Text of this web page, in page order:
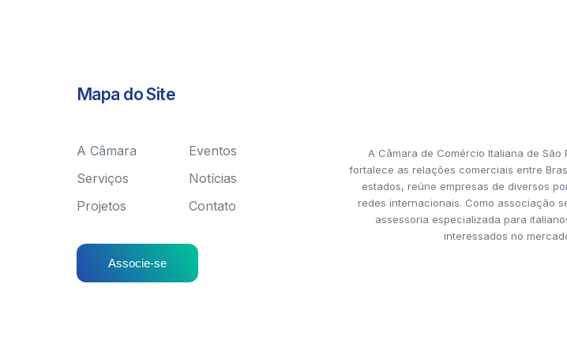
Mapa do Site
A Câmara
Serviços
Projetos
Eventos
Notícias
Contato
Associe-se
A Câmara de Comércio Italiana de São
fortalece as relações comerciais entre
estados, reúne empresas de diversos
redes internacionais. Como associação
assessoria especializada para
interessados no